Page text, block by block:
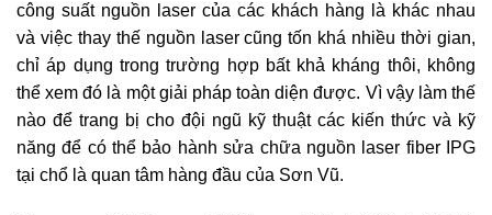
công suất nguồn laser của các khách hàng là khác nhau
và việc thay thế nguồn laser cũng tốn khá nhiều thời gian,
chỉ áp dụng trong trường hợp bất khả kháng thôi, không
thể xem đó là một giải pháp toàn diện được. Vì vậy làm thế
nào để trang bị cho đội ngũ kỹ thuật các kiến thức và kỹ
năng để có thể bảo hành sửa chữa nguồn laser fiber IPG
tại chổ là quan tâm hàng đầu của Sơn Vũ.